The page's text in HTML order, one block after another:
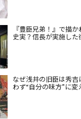
『豊臣兄弟！』で描
史実？信長が実施し
なぜ浅井の旧臣は秀
わず“自分の味方”に